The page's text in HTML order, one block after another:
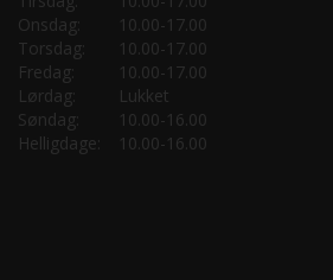
Onsdag:
10.00-17.00
Torsdag:
10.00-17.00
Fredag:
10.00-17.00
Lørdag:
Lukket
Søndag:
10.00-16.00
Helligdage:
10.00-16.00